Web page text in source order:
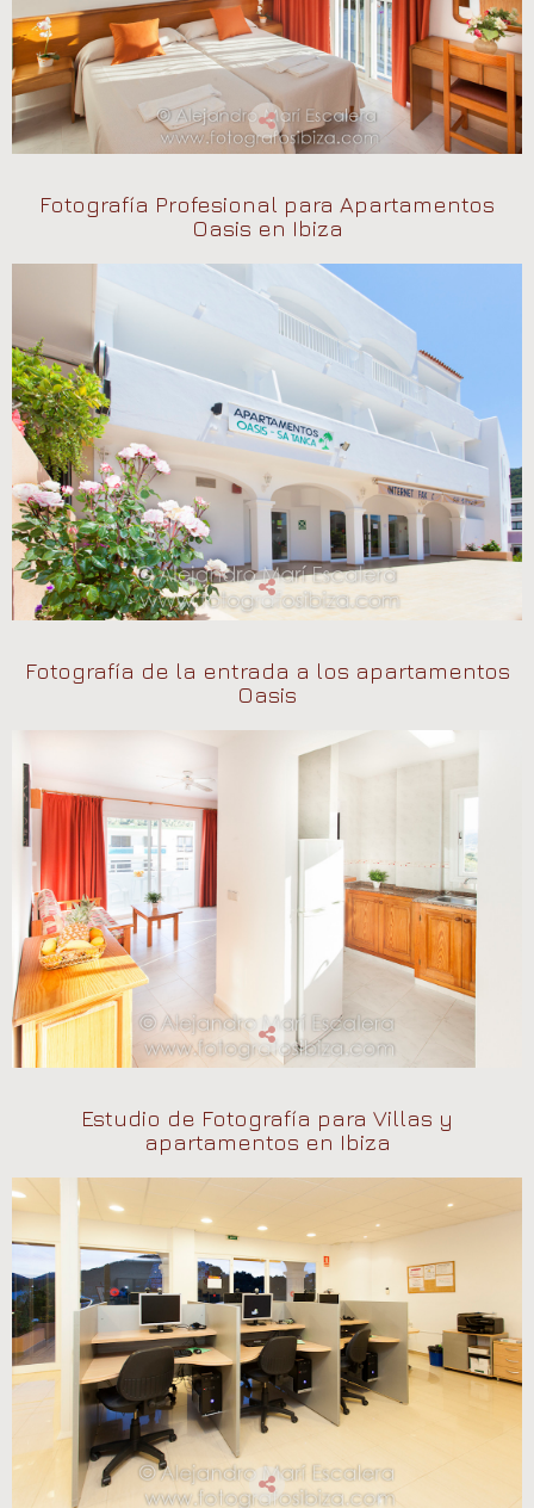
Fotografía Profesional para Apartamentos
Oasis en Ibiza
Fotografía de la entrada a los apartamentos
Oasis
Estudio de Fotografía para Villas y
apartamentos en Ibiza